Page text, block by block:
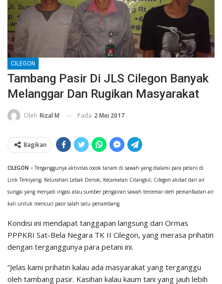
CILEGON
Tambang Pasir Di JLS Cilegon Banyak
Melanggar Dan Rugikan Masyarakat
Oleh Rizal M Pada 2 Mei 2017
Bagikan
CILEGON – Terganggunya aktivitas cocok tanam di sawah yang dialami para petani di
Link Temiyang, Kelurahan Lebak Denok, Kecamatan Citangkil, Cilegon akibat dari air
sungai yang menjadi irigasi atau sumber pengairan sawah tercemar oleh pemanfaatan air
kali untuk mencuci pasir salah satu penambang.
Kondisi ini mendapat tanggapan langsung dari Ormas
PPPKRI Sat-Bela Negara TK II Cilegon, yang merasa prihatin
dengan terganggunya para petani ini.
“Jelas kami prihatin kalau ada masyarakat yang terganggu
oleh tambang pasir. Kasihan kalau kaum tani yang jauh lebih